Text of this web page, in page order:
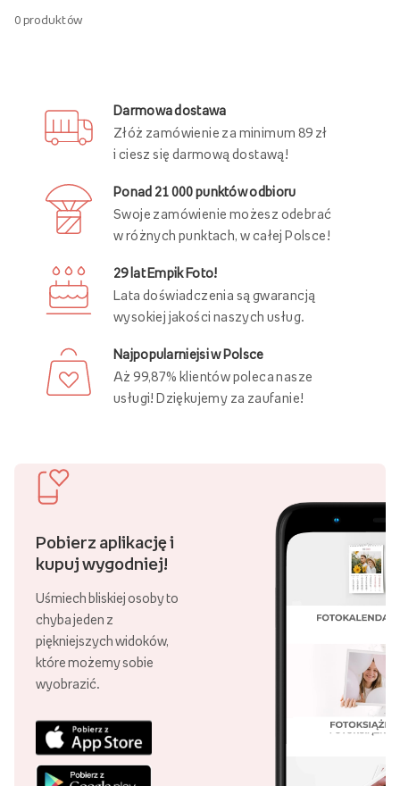
0 produktów
Darmowa dostawa
Złóż zamówienie za minimum 89 zł
i ciesz się darmową dostawą!
Ponad 21 000 punktów odbioru
Swoje zamówienie możesz odebrać
w różnych punktach, w całej Polsce!
29 lat Empik Foto!
Lata doświadczenia są gwarancją
wysokiej jakości naszych usług.
Najpopularniejsi w Polsce
Aż 99,87% klientów poleca nasze
usługi! Dziękujemy za zaufanie!
Pobierz aplikację i
kupuj wygodniej!
Uśmiech bliskiej osoby to
chyba jeden z
piękniejszych widoków,
które możemy sobie
wyobrazić.